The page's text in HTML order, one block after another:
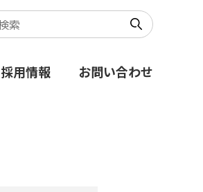
採用情報 お問い合わせ